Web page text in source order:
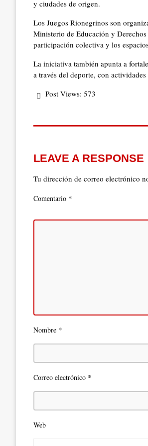
y ciudades de origen.
Los Juegos Rionegrinos son
Ministerio de Educación y
participación colectiva y los
La iniciativa también apunta a
a través del deporte, con
Post Views: 573
LEAVE A RESPONSE
Tu dirección de correo electrónico
Comentario *
Nombre *
Correo electrónico *
Web